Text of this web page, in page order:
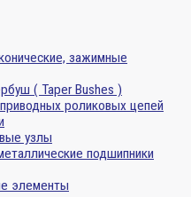
зажимные
( Taper Bushes )
роликовых цепей
узлы
подшипники
элементы